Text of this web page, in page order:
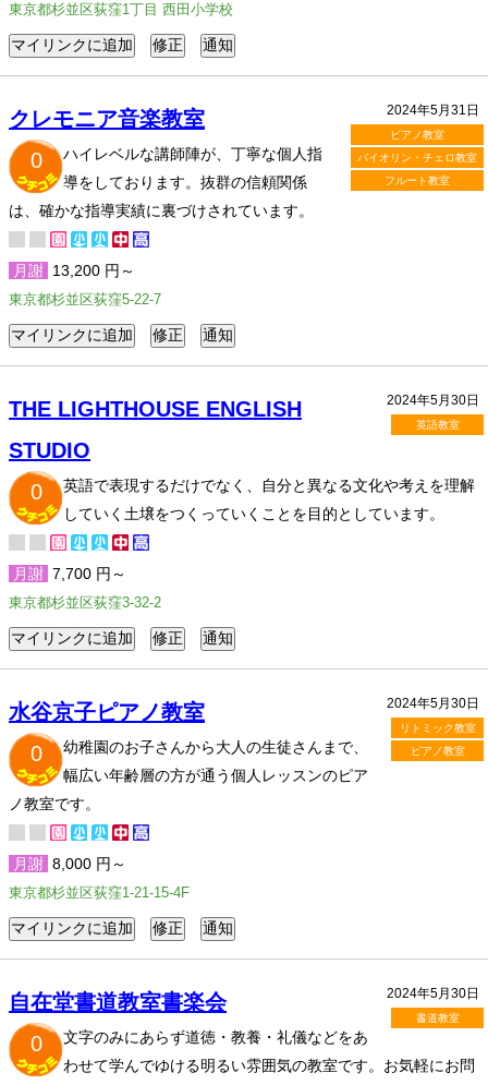
東京都杉並区荻窪1丁目 西田小学校
2024年5月31日
ピアノ教室
バイオリン・チェロ教室
フルート教室
クレモニア音楽教室
0
ハイレベルな講師陣が、丁寧な個人指
導をしております。抜群の信頼関係
は、確かな指導実績に裏づけされています。
月謝 13,200 円～
東京都杉並区荻窪5-22-7
2024年5月30日
英語教室
THE LIGHTHOUSE ENGLISH
STUDIO
0
英語で表現するだけでなく、自分と異なる文化や考えを理解
していく土壌をつくっていくことを目的としています。​
月謝 7,700 円～
東京都杉並区荻窪3-32-2
2024年5月30日
リトミック教室
ピアノ教室
水谷京子ピアノ教室
0
幼稚園のお子さんから大人の生徒さんまで、
幅広い年齢層の方が通う個人レッスンのピア
ノ教室です。
月謝 8,000 円～
東京都杉並区荻窪1-21-15-4F
2024年5月30日
書道教室
自在堂書道教室書楽会
0
文字のみにあらず道徳・教養・礼儀などをあ
わせて学んでゆける明るい雰囲気の教室です。お気軽にお問